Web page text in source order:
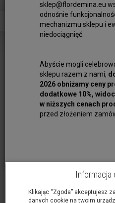
sklep@flordemina.eu
odnośnie
mechanizmu sklepu i
niedociągnięć.
Abyście mogli
sklepu razem z nami,
2026 obniżamy ceny
dodatkowe 10%,
w niższych cenach
przed złożeniem
Do
Rzemień Płaski 10/
Informacja
Klikając “Zgoda” akceptujesz
danych cookie na twoim